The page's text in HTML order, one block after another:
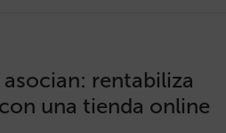
rentabiliza
una tienda online